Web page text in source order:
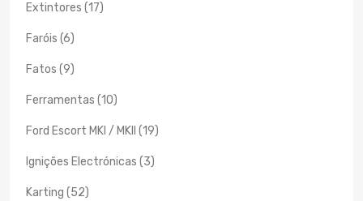
Extintores (17)
Faróis (6)
Fatos (9)
Ferramentas (10)
Ford Escort MKI / MKII (19)
Ignições Electrónicas (3)
Karting (52)